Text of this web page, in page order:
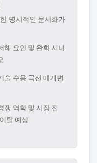
명시적인 문서화가
해 요인 및 완화 시나
술 수용 곡선 매개변
쟁 역학 및 시장 진
탈 예상